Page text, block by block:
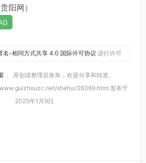
阳网）
名-相同方式共享 4.0 国际许可协议 进行许可
」 原创或整理后发布，欢迎分享和转发。
shehui/26369.html 发布于
2025年1月9日